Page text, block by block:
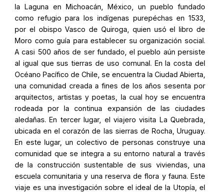
la Laguna en Michoacán, México, un pueblo fundado
como refugio para los indígenas purepéchas en 1533,
por el obispo Vasco de Quiroga, quien usó el libro de
Moro como guía para establecer su organización social.
A casi 500 años de ser fundado, el pueblo aún persiste
al igual que sus tierras de uso comunal. En la costa del
Océano Pacífico de Chile, se encuentra la Ciudad Abierta,
una comunidad creada a fines de los años sesenta por
arquitectos, artistas y poetas, la cual hoy se encuentra
rodeada por la continua expansión de las ciudades
aledañas. En tercer lugar, el viajero visita La Quebrada,
ubicada en el corazón de las sierras de Rocha, Uruguay.
En este lugar, un colectivo de personas construye una
comunidad que se integra a su entorno natural a través
de la construcción sustentable de sus viviendas, una
escuela comunitaria y una reserva de flora y fauna. Este
viaje es una investigación sobre el ideal de la Utopía, el